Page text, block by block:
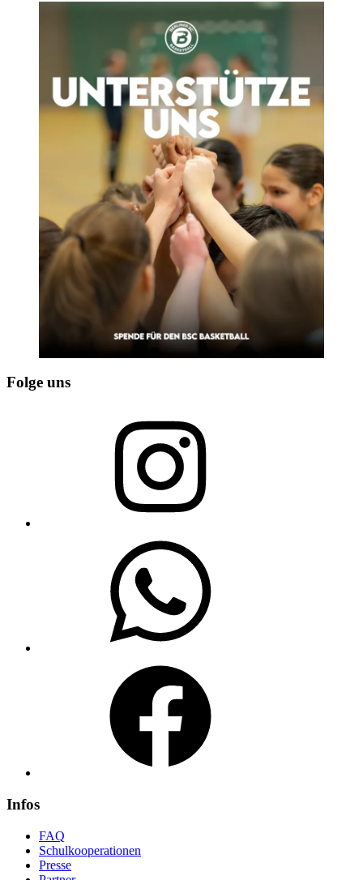
Folge uns
Infos
FAQ
Schulkooperationen
Presse